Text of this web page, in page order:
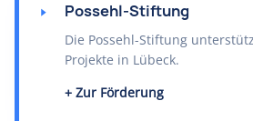
Possehl-Stiftung
Die Possehl-Stiftung
Projekte in Lübeck.
Zur Förderung